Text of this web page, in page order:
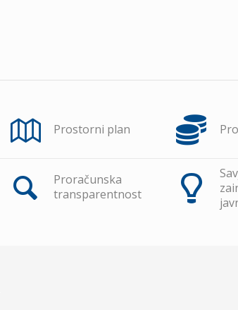
Prostorni plan
Proračunska
transparentnost